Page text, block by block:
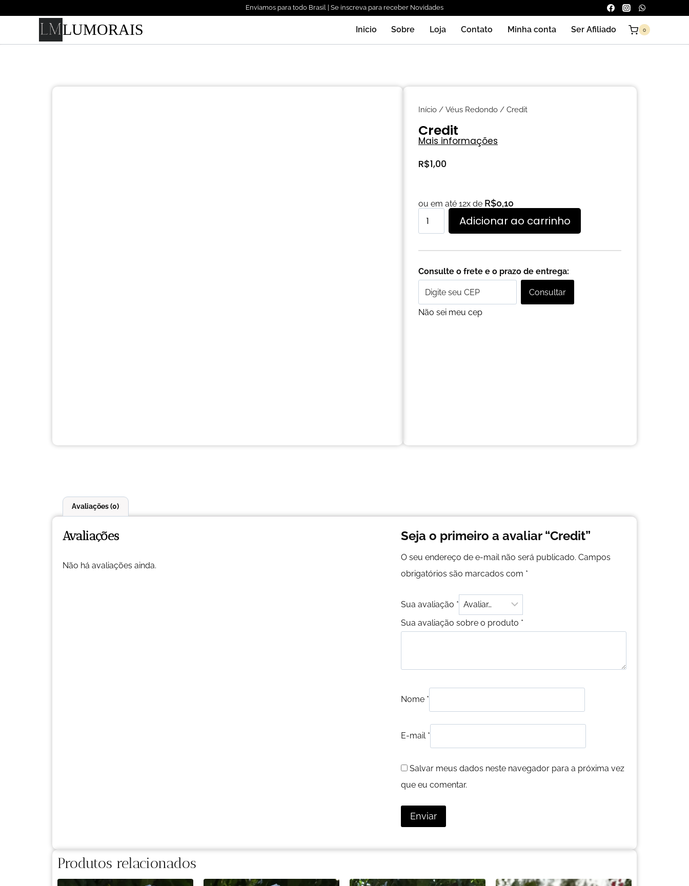
Enviamos para todo Brasil | Se inscreva para receber Novidades
LUMORAIS Inicio Sobre Loja Contato Minha conta Ser Afiliado 0
Início / Véus Redondo / Credit
Credit
Mais informações
R$1,00
ou em até 12x de R$0,10
Adicionar ao carrinho
Consulte o frete e o prazo de entrega:
Consultar
Não sei meu cep
Avaliações (0)
Avaliações
Não há avaliações ainda.
Seja o primeiro a avaliar “Credit”
O seu endereço de e-mail não será publicado. Campos
obrigatórios são marcados com *
Sua avaliação *
Sua avaliação sobre o produto *
Nome *
E-mail *
Salvar meus dados neste navegador para a próxima vez
que eu comentar.
Produtos relacionados